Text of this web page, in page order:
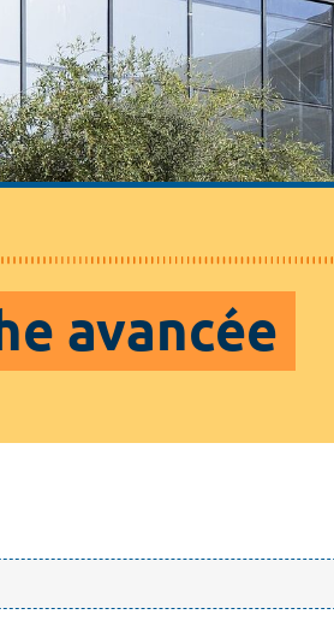
avancée